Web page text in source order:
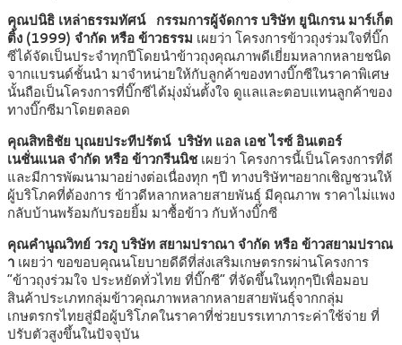
คุณปนิธิ เหล่าธรรมทัศน์กรรมการผู้จัดการ บริษัท ยูนิเกรน มาร์เก็ต
ติ้ง (1999) จำกัด หรือ ข้าวธรรม เผยว่า โครงการข้าวถุงร่วมใจที่บิ๊ก
ซีได้จัดเป็นประจำทุกปีโดยนำข้าวถุงคุณภาพดีเยี่ยมหลากหลายชนิด
จากแบรนด์ชั้นนำ มาจำหน่ายให้กับลูกค้าของทางบิ๊กซีในราคาพิเศษ
นั้นถือเป็นโครงการที่บิ๊กซีได้มุ่งมั่นตั้งใจ ดูแลและตอบแทนลูกค้าของ
ทางบิ๊กซีมาโดยตลอด
คุณสิทธิชัย บุณยประทีปรัตน์ บริษัท แอล เอช ไรซ์ อินเตอร์
เนชั่นแนล จำกัด หรือ ข้าวกรีนนิชเผยว่า โครงการนี้เป็นโครงการที่ดี
และมีการพัฒนามาอย่างต่อเนื่องทุก ๆปี ทางบริษัทฯอยากเชิญชวนให้
ผู้บริโภคที่ต้องการ ข้าวดีหลากหลายสายพันธุ์ มีคุณภาพ ราคาไม่แพง
กลับบ้านพร้อมกับรอยยิ้ม มาซื้อข้าว กับห้างบิ๊กซี
คุณคำนูณวิทย์ วรภู บริษัท สยามปราณา จำกัด หรือ ข้าวสยามปราณ
า เผยว่า ขอขอบคุณนโยบายดีดีที่ส่งเสริมเกษตรกรผ่านโครงการ
“ข้าวถุงร่วมใจ ประหยัดทั่วไทย ที่บิ๊กซี” ที่จัดขึ้นในทุกๆปีเพื่อมอบ
สินค้าประเภทกลุ่มข้าวคุณภาพหลากหลายสายพันธุ์จากกลุ่ม
เกษตรกรไทยสู่มือผู้บริโภคในราคาที่ช่วยบรรเทาภาระค่าใช้จ่าย ที่
ปรับตัวสูงขึ้นในปัจจุบัน